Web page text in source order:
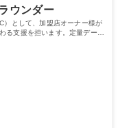
ウンダー
）として、加盟店オーナー様が
る支援を担います。定量データ